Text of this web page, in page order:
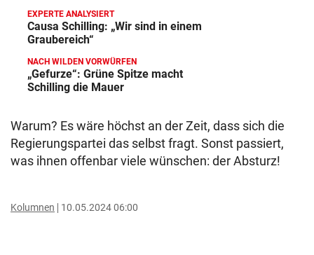
EXPERTE ANALYSIERT
Causa Schilling: „Wir sind in einem
Graubereich“
NACH WILDEN VORWÜRFEN
„Gefurze“: Grüne Spitze macht
Schilling die Mauer
Warum? Es wäre höchst an der Zeit, dass sich die
Regierungspartei das selbst fragt. Sonst passiert,
was ihnen offenbar viele wünschen: der Absturz!
Kolumnen 10.05.2024 06:00